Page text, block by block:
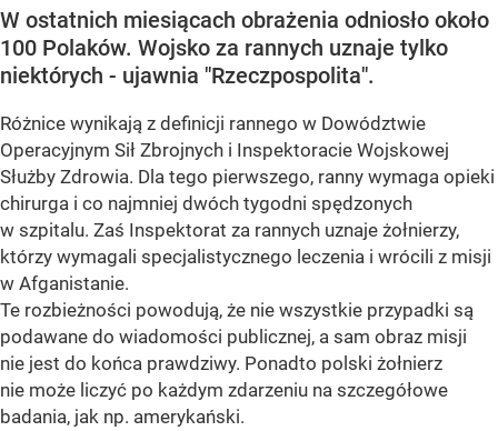
W ostatnich miesiącach obrażenia odniosło około
100 Polaków. Wojsko za rannych uznaje tylko
niektórych - ujawnia "Rzeczpospolita".
Różnice wynikają z definicji rannego w Dowództwie
Operacyjnym Sił Zbrojnych i Inspektoracie Wojskowej
Służby Zdrowia. Dla tego pierwszego, ranny wymaga opieki
chirurga i co najmniej dwóch tygodni spędzonych
w szpitalu. Zaś Inspektorat za rannych uznaje żołnierzy,
którzy wymagali specjalistycznego leczenia i wrócili z misji
w Afganistanie.
Te rozbieżności powodują, że nie wszystkie przypadki są
podawane do wiadomości publicznej, a sam obraz misji
nie jest do końca prawdziwy. Ponadto polski żołnierz
nie może liczyć po każdym zdarzeniu na szczegółowe
badania, jak np. amerykański.